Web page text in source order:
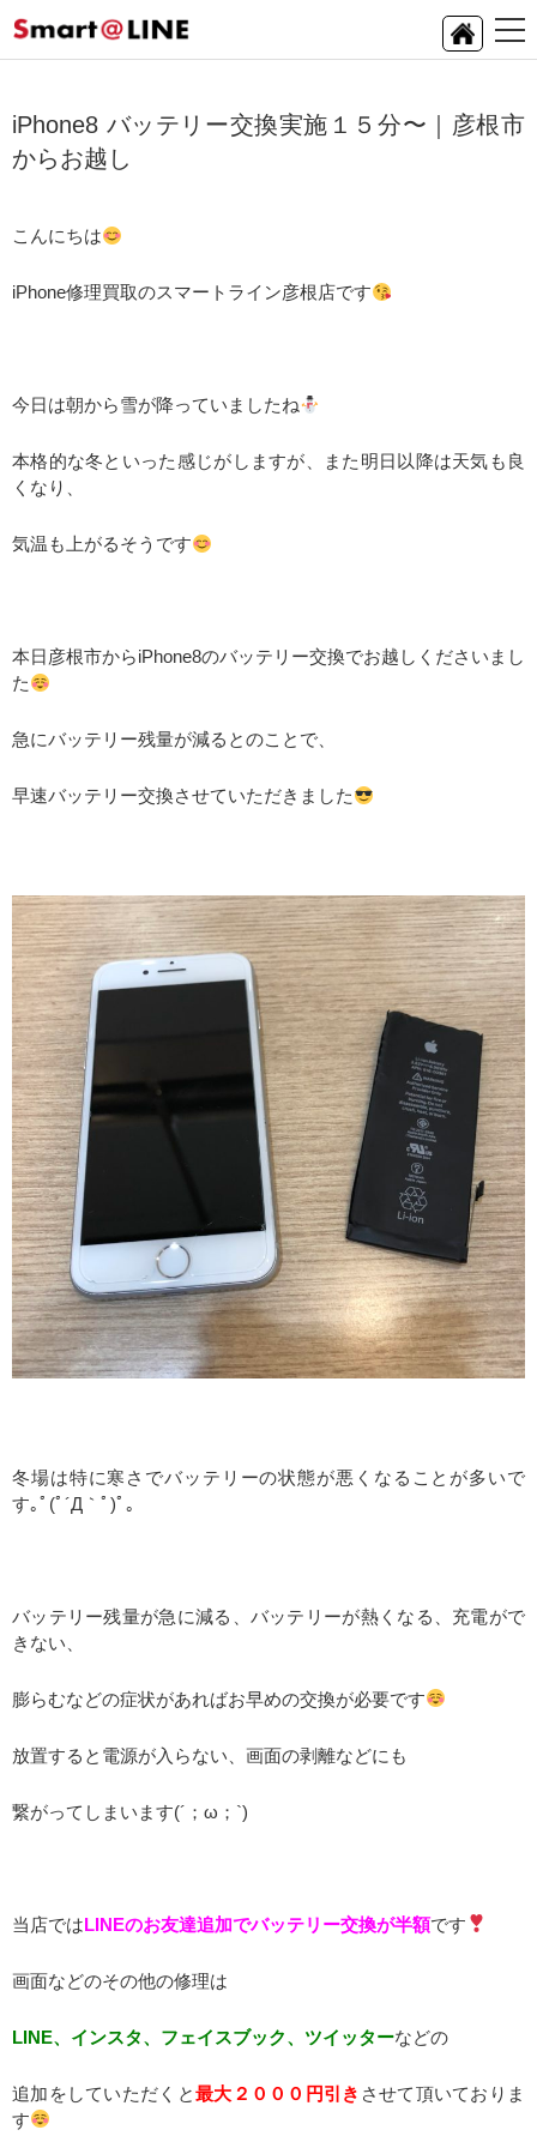
iPhone8 バッテリー交換実施１５分〜｜彦根市
からお越し
こんにちは
iPhone修理買取のスマートライン彦根店です
今日は朝から雪が降っていましたね
本格的な冬といった感じがしますが、また明日以降は天気も良
くなり、
気温も上がるそうです
本日彦根市からiPhone8のバッテリー交換でお越しくださいまし
た
急にバッテリー残量が減るとのことで、
早速バッテリー交換させていただきました
冬場は特に寒さでバッテリーの状態が悪くなることが多いで
す｡ﾟ(ﾟ´Д｀ﾟ)ﾟ｡
バッテリー残量が急に減る、バッテリーが熱くなる、充電がで
きない、
膨らむなどの症状があればお早めの交換が必要です
放置すると電源が入らない、画面の剥離などにも
繋がってしまいます(´；ω；`)
当店ではLINEのお友達追加でバッテリー交換が半額です
画面などのその他の修理は
LINE、インスタ、フェイスブック、ツイッターなどの
追加をしていただくと最大２０００円引き させて頂いておりま
す